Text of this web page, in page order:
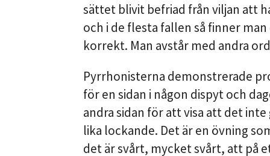
sättet blivit befriad från viljan att
och i de flesta fallen så finner
korrekt. Man avstår med andra
Pyrrhonisterna demonstrerade
för en sidan i någon dispyt och
andra sidan för att visa att det
lika lockande. Det är en övning
det är svårt, mycket svårt, att på